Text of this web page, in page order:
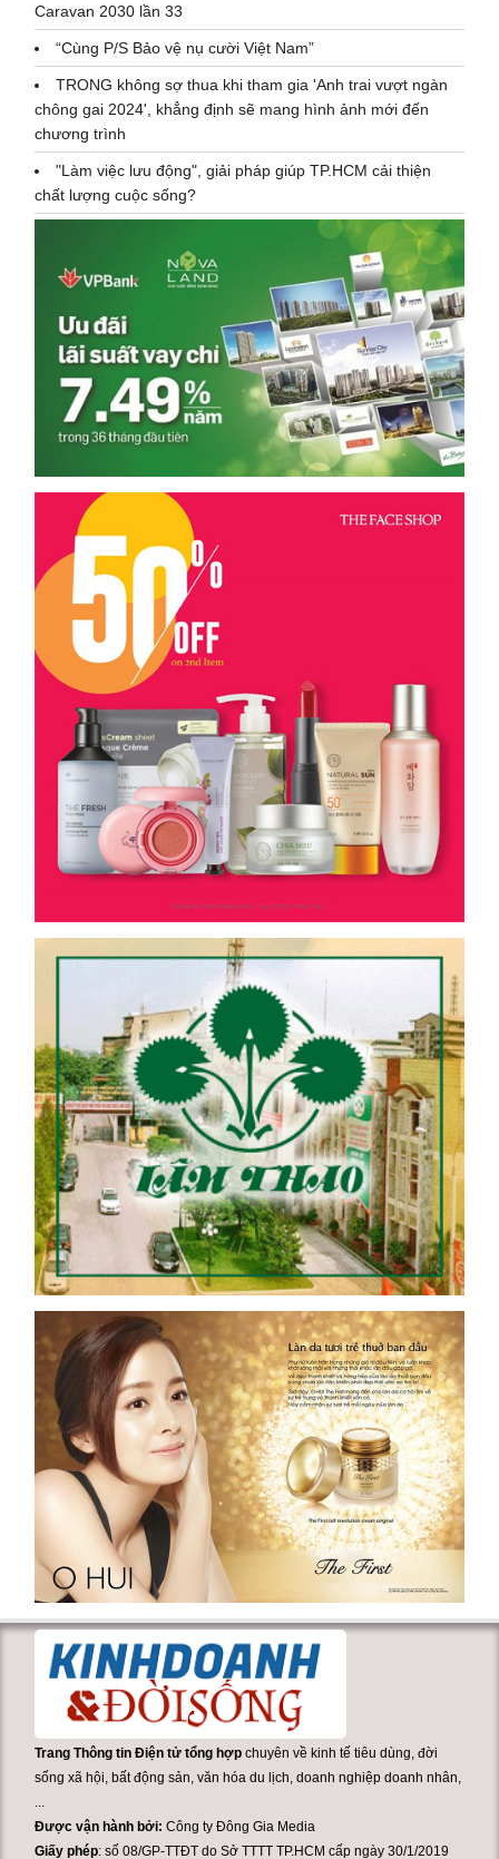
Caravan 2030 lần 33
“Cùng P/S Bảo vệ nụ cười Việt Nam”
TRONG không sợ thua khi tham gia 'Anh trai vượt ngàn
chông gai 2024', khẳng định sẽ mang hình ảnh mới đến
chương trình
"Làm việc lưu động", giải pháp giúp TP.HCM cải thiện
chất lượng cuộc sống?
Trang Thông tin Điện tử tổng hợp chuyên về kinh tế tiêu dùng, đời
sống xã hội, bất động sản, văn hóa du lịch, doanh nghiệp doanh nhân,
Được vận hành bởi:Công ty Đông Gia Media
Giấy phép: số 08/GP-TTĐT do Sở TTTT TP.HCM cấp ngày 30/1/2019